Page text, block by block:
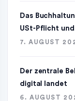
Das
USt-Pflicht
7. AUGUST
Der zentrale
digital landet
6. AUGUST